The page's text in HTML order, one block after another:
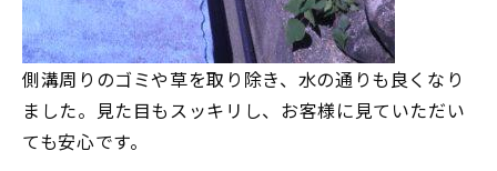
側溝周りのゴミや草を取り除き、水の通りも良くなり
ました。見た目もスッキリし、お客様に見ていただい
ても安心です。